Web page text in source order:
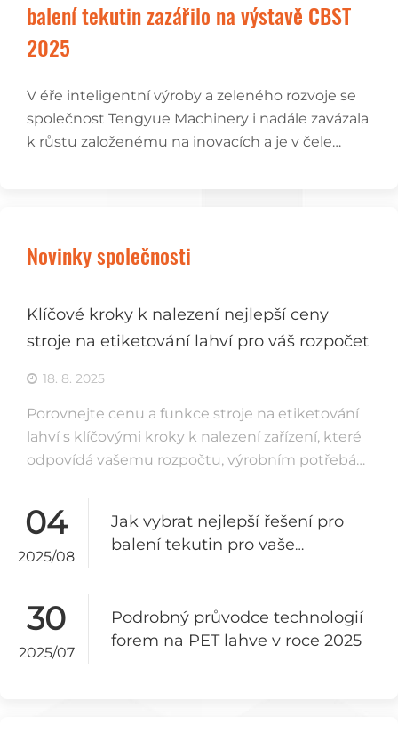
balení tekutin zazářilo na výstavě CBST
2025
V éře inteligentní výroby a zeleného rozvoje se
společnost Tengyue Machinery i nadále zavázala
k růstu založenému na inovacích a je v čele
Novinky společnosti
Klíčové kroky k nalezení nejlepší ceny
stroje na etiketování lahví pro váš rozpočet
18. 8. 2025
Porovnejte cenu a funkce stroje na etiketování
lahví s klíčovými kroky k nalezení zařízení, které
odpovídá vašemu rozpočtu, výrobním potřebám
04
2025/08
Jak vybrat nejlepší řešení pro
balení tekutin pro vaše
30
2025/07
Podrobný průvodce technologií
forem na PET lahve v roce 2025